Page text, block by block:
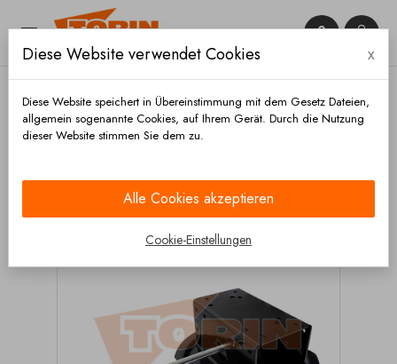
 

Diese Website verwendet Cookies x
Diese Website speichert in Übereinstimmung mit dem Gesetz Dateien,
allgemein sogenannte Cookies, auf Ihrem Gerät. Durch die Nutzung
dieser Website stimmen Sie dem zu.
Alle Cookies akzeptieren
Cookie-Einstellungen